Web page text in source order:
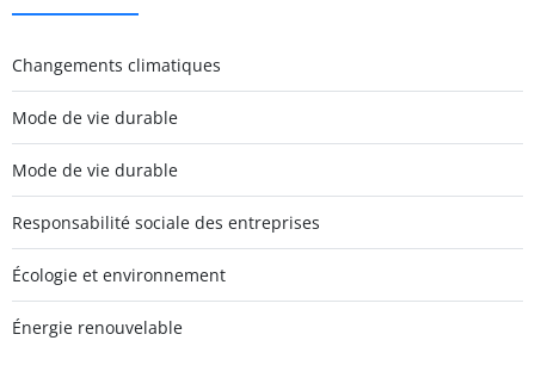
Changements climatiques
Mode de vie durable
Mode de vie durable
Responsabilité sociale des entreprises
Écologie et environnement
Énergie renouvelable